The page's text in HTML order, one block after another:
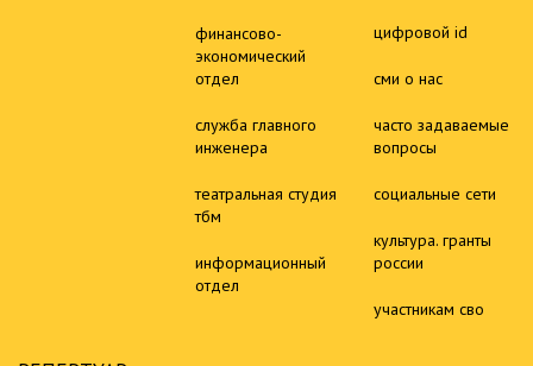
финансово-
экономический
отдел
служба главного
инженера
театральная студия
тбм
информационный
отдел
цифровой id
сми о нас
часто задаваемые
вопросы
социальные сети
культура. гранты
россии
участникам сво